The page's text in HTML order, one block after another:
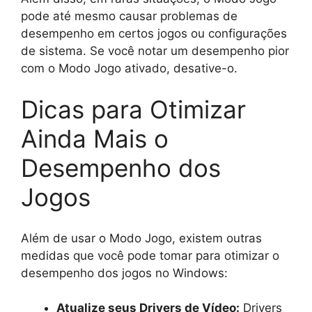
pode até mesmo causar problemas de
desempenho em certos jogos ou configurações
de sistema. Se você notar um desempenho pior
com o Modo Jogo ativado, desative-o.
Dicas para Otimizar
Ainda Mais o
Desempenho dos
Jogos
Além de usar o Modo Jogo, existem outras
medidas que você pode tomar para otimizar o
desempenho dos jogos no Windows:
Atualize seus Drivers de Vídeo: Drivers